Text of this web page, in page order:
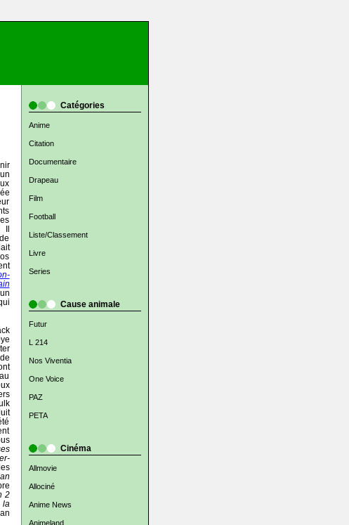
Catégories
Anime
Citation
Documentaire
Drapeau
Film
Football
Liste/Classement
Livre
Series
Cause animale
Futur
L 214
Nos Viventia
One Voice
PAZ
PETA
Cinéma
Allmovie
Allociné
Anime News
Animeland
Il
2
la